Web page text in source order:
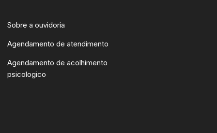
Sobre a ouvidoria
Agendamento de atendimento
Agendamento de acolhimento
psicologico